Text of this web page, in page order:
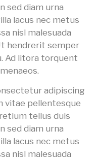
sed diam urna
lacus nec metus
nisl malesuada
hendrerit semper
Ad litora torquent
adipiscing
vitae pellentesque
tellus duis
sed diam urna
lacus nec metus
nisl malesuada